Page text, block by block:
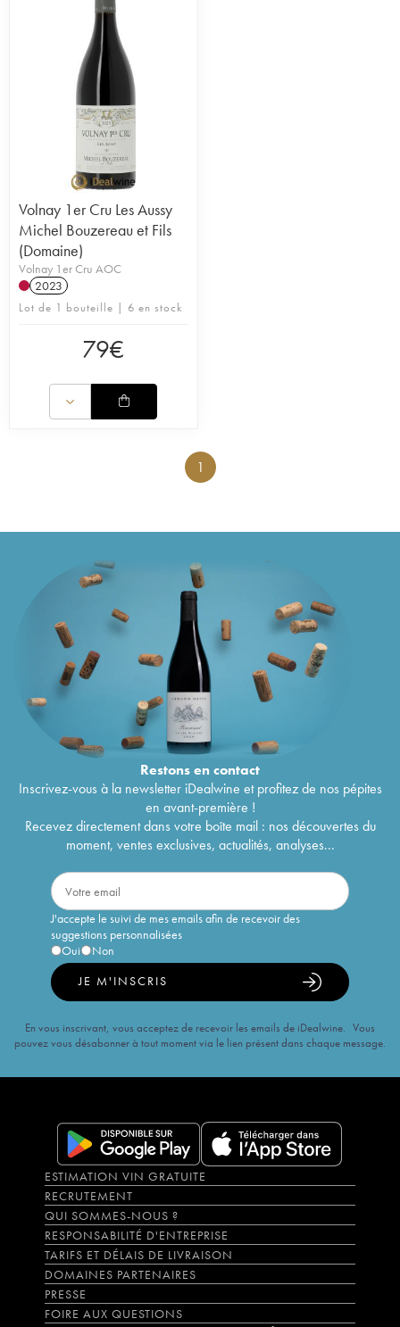
Volnay 1er Cru Les Aussy
Michel Bouzereau et Fils
(Domaine)
Volnay 1er Cru AOC
2023
Lot de 1 bouteille | 6 en stock
79€
1
Restons encontact
Inscrivez-vous à la newsletter iDealwine et profitez de nos pépites
en avant-première !
Recevez directement dans votre boîte mail : nos découvertes du
moment, ventes exclusives, actualités, analyses...
J'accepte le suivi de mes emails afin de recevoir des
suggestions personnalisées
Oui
Non
JE M'INSCRIS
En vous inscrivant, vous acceptez de recevoir les emails de iDealwine. Vous
pouvez vous désabonner à tout moment via le lien présent dans chaque message.
ESTIMATION VIN GRATUITE
RECRUTEMENT
QUI SOMMES-NOUS ?
RESPONSABILITÉ D'ENTREPRISE
TARIFS ET DÉLAIS DE LIVRAISON
DOMAINES PARTENAIRES
PRESSE
FOIRE AUX QUESTIONS